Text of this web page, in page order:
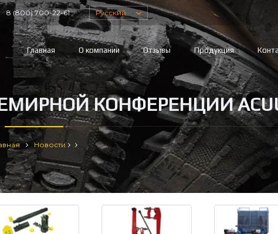
8 (800) 700-22-61 Русский
Главная О компании Отзывы Продукция
КОНФЕРЕНЦИИ
Новости